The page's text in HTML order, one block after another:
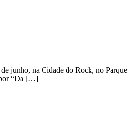
junho, na Cidade do Rock, no Parque
por “Da […]